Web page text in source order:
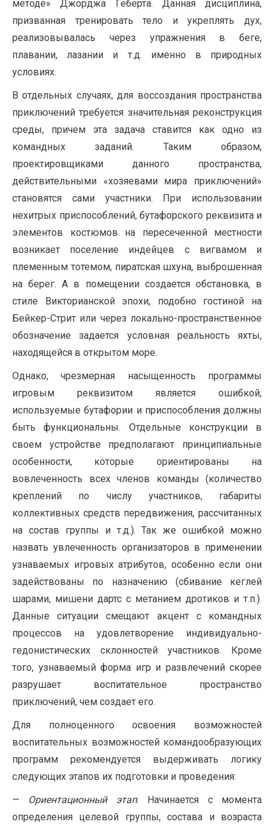
методе» Джорджа Геберта. Данная дисциплина,
призванная тренировать тело и укреплять дух,
реализовывалась через упражнения в беге,
плавании, лазании и т.д. именно в природных
условиях.
В отдельных случаях, для воссоздания пространства
приключений требуется значительная реконструкция
среды, причем эта задача ставится как одно из
командных заданий. Таким образом,
проектировщиками данного пространства,
действительными «хозяевами мира приключений»
становятся сами участники. При использовании
нехитрых приспособлений, бутафорского реквизита и
элементов костюмов на пересеченной местности
возникает поселение индейцев с вигвамом и
племенным тотемом, пиратская шхуна, выброшенная
на берег. А в помещении создается обстановка, в
стиле Викторианской эпохи, подобно гостиной на
Бейкер-Стрит или через локально-пространственное
обозначение задается условная реальность яхты,
находящейся в открытом море.
Однако, чрезмерная насыщенность программы
игровым реквизитом является ошибкой,
используемые бутафории и приспособления должны
быть функциональны. Отдельные конструкции в
своем устройстве предполагают принципиальные
особенности, которые ориентированы на
вовлеченность всех членов команды (количество
креплений по числу участников, габариты
коллективных средств передвижения, рассчитанных
на состав группы и т.д.). Так же ошибкой можно
назвать увлеченность организаторов в применении
узнаваемых игровых атрибутов, особенно если они
задействованы по назначению (сбивание кеглей
шарами, мишени дартс с метанием дротиков и т.п.).
Данные ситуации смещают акцент с командных
процессов на удовлетворение индивидуально-
гедонистических склонностей участников. Кроме
того, узнаваемый форма игр и развлечений скорее
разрушает воспитательное пространство
приключений, чем создает его.
Для полноценного освоения возможностей
воспитательных возможностей командообразующих
программ рекомендуется выдерживать логику
следующих этапов их подготовки и проведения:
— Ориентационный этап. Начинается с момента
определения целевой группы, состава и возраста